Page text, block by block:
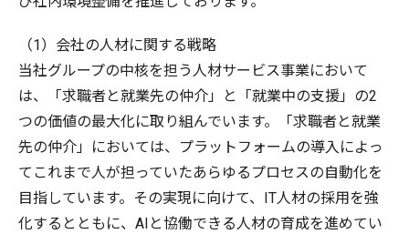
（1）会社の人材に関する戦略
当社グループの中核を担う人材サービス事業において
は、「求職者と就業先の仲介」と「就業中の支援」の2
つの価値の最大化に取り組んでいます。「求職者と就業
先の仲介」においては、プラットフォームの導入によっ
てこれまで人が担っていたあらゆるプロセスの自動化を
目指しています。その実現に向けて、IT人材の採用を強
化するとともに、AIと協働できる人材の育成を進めてい